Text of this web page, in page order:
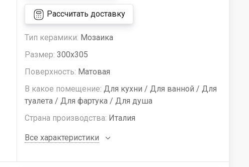
Рассчитать доставку
Тип керамики: Мозаика
Размер: 300x305
Поверхность: Матовая
В какое помещение: Для кухни / Для ванной / Для
туалета / Для фартука / Для душа
Страна производства: Италия
Все характеристики